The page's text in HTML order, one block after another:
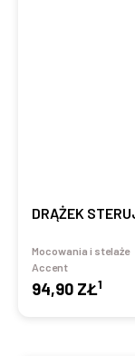
DRĄŻEK
Mocowania i stelaże
Accent
94,90 ZŁ1